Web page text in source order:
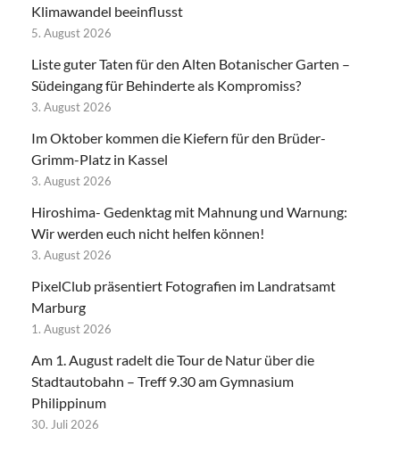
Klimawandel beeinflusst
5. August 2026
Liste guter Taten für den Alten Botanischer Garten –
Südeingang für Behinderte als Kompromiss?
3. August 2026
Im Oktober kommen die Kiefern für den Brüder-
Grimm-Platz in Kassel
3. August 2026
Hiroshima- Gedenktag mit Mahnung und Warnung:
Wir werden euch nicht helfen können!
3. August 2026
PixelClub präsentiert Fotografien im Landratsamt
Marburg
1. August 2026
Am 1. August radelt die Tour de Natur über die
Stadtautobahn – Treff 9.30 am Gymnasium
Philippinum
30. Juli 2026